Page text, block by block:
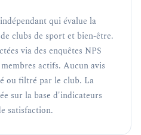
qui évalue la
clubs de sport et bien-être.
via des enquêtes NPS
actifs. Aucun avis
ou filtré par le club. La
sur la base d'indicateurs
satisfaction.